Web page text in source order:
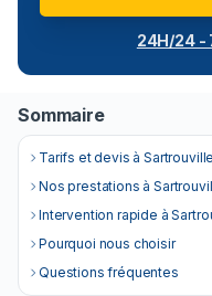
24H/24 -
Sommaire
Tarifs et devis à Sartrouville
Nos prestations à
Intervention rapide à
Pourquoi nous choisir
Questions fréquentes